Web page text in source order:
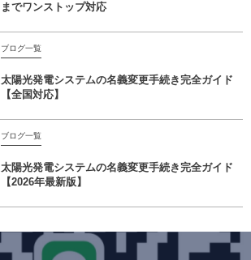
までワンストップ対応
ブログ一覧
太陽光発電システムの名義変更手続き完全ガイド
【全国対応】
ブログ一覧
太陽光発電システムの名義変更手続き完全ガイド
【2026年最新版】